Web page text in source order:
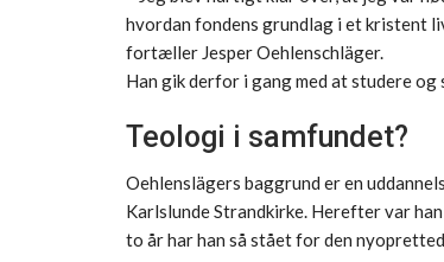
hvordan fondens grundlag i et kristent
fortæller Jesper Oehlenschläger.
Han gik derfor i gang med at studere og
Teologi i samfundet?
Oehlenslägers baggrund er en
Karlslunde Strandkirke. Herefter var
to år har han så stået for den